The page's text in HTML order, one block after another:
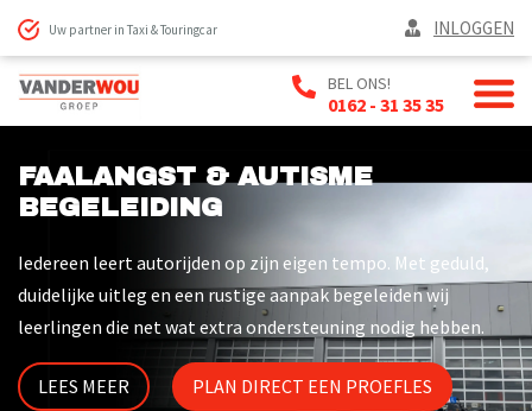
Uw partner in Taxi & Touringcar INLOGGEN
BEL ONS!
0162 - 31 35 35
FAALANGST & AUTISME
BEGELEIDING
Iedereen leert autorijden op zijn eigen tempo. Met geduld,
duidelijke uitleg en een rustige aanpak begeleiden wij
leerlingen die net wat extra ondersteuning nodig hebben.
LEES MEER PLAN DIRECT EEN PROEFLES